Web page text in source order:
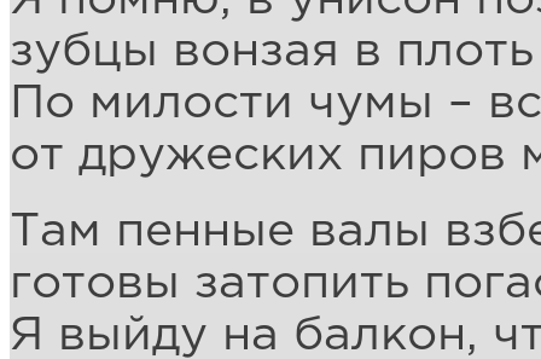
зубцы вонзая в
По милости чумы –
от дружеских пиров
Там пенные валы
готовы затопить
Я выйду на балкон,